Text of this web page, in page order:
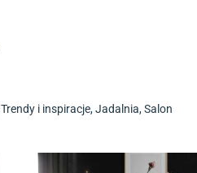
Trendy i inspiracje,Jadalnia,Salon